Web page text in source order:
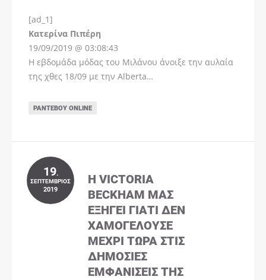
[ad_1]
Kατερίνα Πιπέρη
19/09/2019 @ 03:08:43
Η εβδομάδα μόδας του Μιλάνου άνοιξε την αυλαία
της χθες 18/09 με την Alberta…
ΡΑΝΤΕΒΟΎ ONLINE
19.
ΣΕΠΤΈΜΒΡΙΟΣ
2019
Η VICTORIA
BECKHAM ΜΑΣ
ΕΞΗΓΕΊ ΓΙΑΤΊ ΔΕΝ
ΧΑΜΟΓΕΛΟΎΣΕ
ΜΈΧΡΙ ΤΏΡΑ ΣΤΙΣ
ΔΗΜΌΣΙΕΣ
ΕΜΦΑΝΊΣΕΙΣ ΤΗΣ